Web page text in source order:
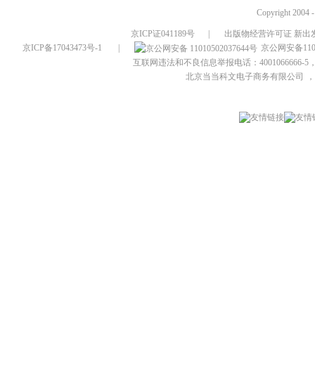
Copyright 2004
京ICP证041189号
出版物经营许可证 新出
京ICP备17043473号-1
京公网安备
互联网违法和不良信息举报电话：4001066666-5
北京当当科文电子商务有限公司